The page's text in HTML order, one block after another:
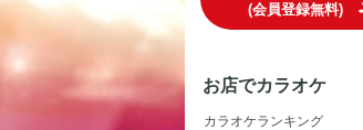
(会員登録無料)
お店でカラオケ
カラオケランキング